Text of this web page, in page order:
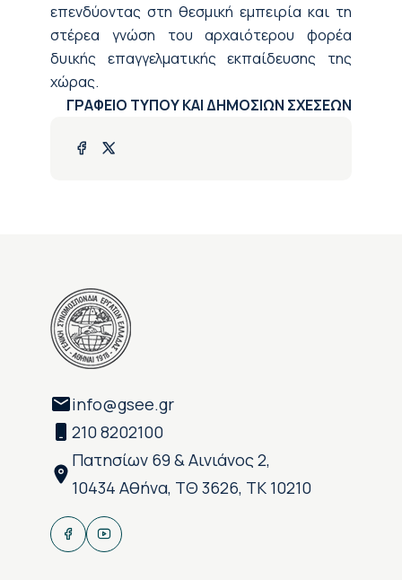
επενδύοντας στη θεσμική εμπειρία και τη
στέρεα γνώση του αρχαιότερου φορέα
δυικής επαγγελματικής εκπαίδευσης της
χώρας.
ΓΡΑΦΕΙΟ ΤΥΠΟΥ ΚΑΙ ΔΗΜΟΣΙΩΝ ΣΧΕΣΕΩΝ
info@gsee.gr
210 8202100
Πατησίων 69 & Αινιάνος 2,
10434 Αθήνα, ΤΘ 3626, ΤΚ 10210